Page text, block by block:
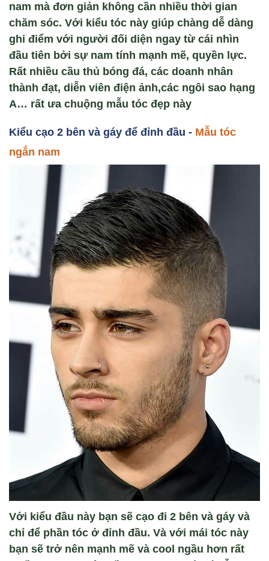
nam mà đơn giản không cần nhiều thời gian
chăm sóc. Với kiểu tóc này giúp chàng dễ dàng
ghi điểm với người đối diện ngay từ cái nhìn
đầu tiên bởi sự nam tính mạnh mẽ, quyền lực.
Rất nhiều cầu thủ bóng đá, các doanh nhân
thành đạt, diễn viên điện ảnh,các ngôi sao hạng
A… rất ưa chuộng mẫu tóc đẹp này
Kiểu cạo 2 bên và gáy để đỉnh đầu - Mẫu tóc
ngắn nam
Với kiểu đầu này bạn sẽ cạo đi 2 bên và gáy và
chỉ để phần tóc ở đỉnh đầu. Và với mái tóc này
bạn sẽ trở nên mạnh mẽ và cool ngầu hơn rất